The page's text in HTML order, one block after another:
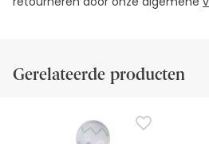
Gerelateerde producten